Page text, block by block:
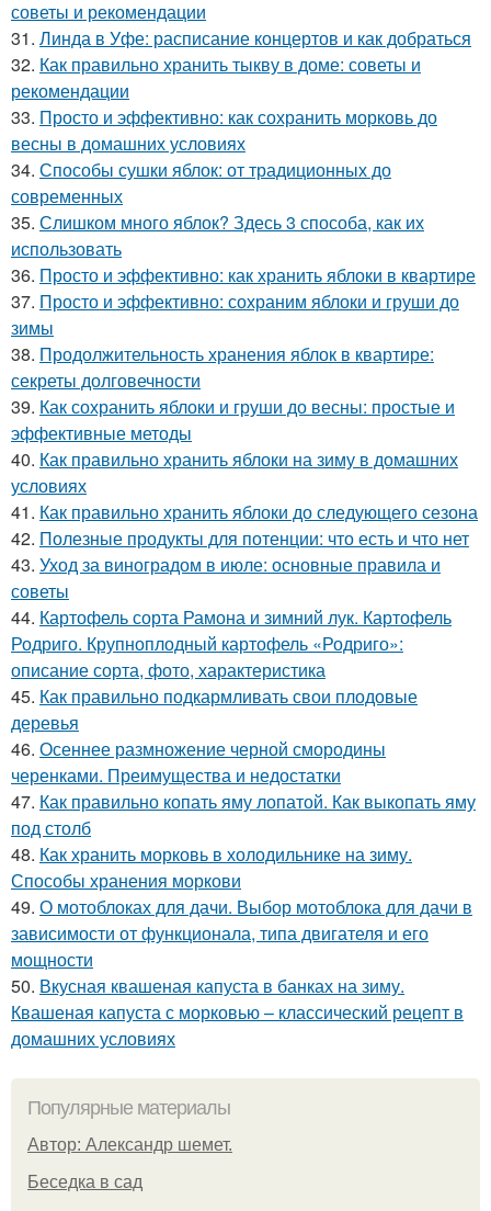
советы и рекомендации
31. Линда в Уфе: расписание концертов и как добраться
32. Как правильно хранить тыкву в доме: советы и
рекомендации
33. Просто и эффективно: как сохранить морковь до
весны в домашних условиях
34. Способы сушки яблок: от традиционных до
современных
35. Слишком много яблок? Здесь 3 способа, как их
использовать
36. Просто и эффективно: как хранить яблоки в квартире
37. Просто и эффективно: сохраним яблоки и груши до
зимы
38. Продолжительность хранения яблок в квартире:
секреты долговечности
39. Как сохранить яблоки и груши до весны: простые и
эффективные методы
40. Как правильно хранить яблоки на зиму в домашних
условиях
41. Как правильно хранить яблоки до следующего сезона
42. Полезные продукты для потенции: что есть и что нет
43. Уход за виноградом в июле: основные правила и
советы
44. Картофель сорта Рамона и зимний лук. Картофель
Родриго. Крупноплодный картофель «Родриго»:
описание сорта, фото, характеристика
45. Как правильно подкармливать свои плодовые
деревья
46. Осеннее размножение черной смородины
черенками. Преимущества и недостатки
47. Как правильно копать яму лопатой. Как выкопать яму
под столб
48. Как хранить морковь в холодильнике на зиму.
Способы хранения моркови
49. О мотоблоках для дачи. Выбор мотоблока для дачи в
зависимости от функционала, типа двигателя и его
мощности
50. Вкусная квашеная капуста в банках на зиму.
Квашеная капуста с морковью – классический рецепт в
домашних условиях
Популярные материалы
Автор: Александр шемет.
Беседка в сад